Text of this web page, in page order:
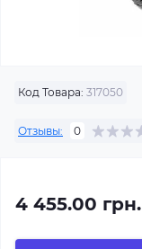
Код Товара: 317050
Отзывы: 0
4 455.00 грн.